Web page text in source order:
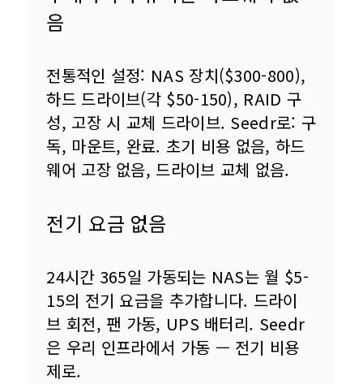
음
전통적인 설정: NAS 장치($300-800),
하드 드라이브(각 $50-150), RAID 구
성, 고장 시 교체 드라이브. Seedr로: 구
독, 마운트, 완료. 초기 비용 없음, 하드
웨어 고장 없음, 드라이브 교체 없음.
전기 요금 없음
24시간 365일 가동되는 NAS는 월 $5-
15의 전기 요금을 추가합니다. 드라이
브 회전, 팬 가동, UPS 배터리. Seedr
은 우리 인프라에서 가동 — 전기 비용
제로.